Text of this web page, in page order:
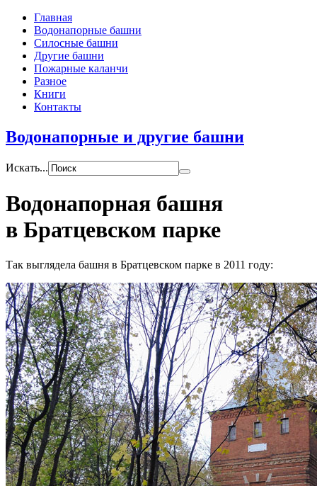
Главная
Водонапорные башни
Силосные башни
Другие башни
Пожарные каланчи
Разное
Книги
Контакты
Водонапорные и другие башни
Искать...
Водонапорная башня
в Братцевском парке
Так выглядела башня в Братцевском парке в 2011 году: